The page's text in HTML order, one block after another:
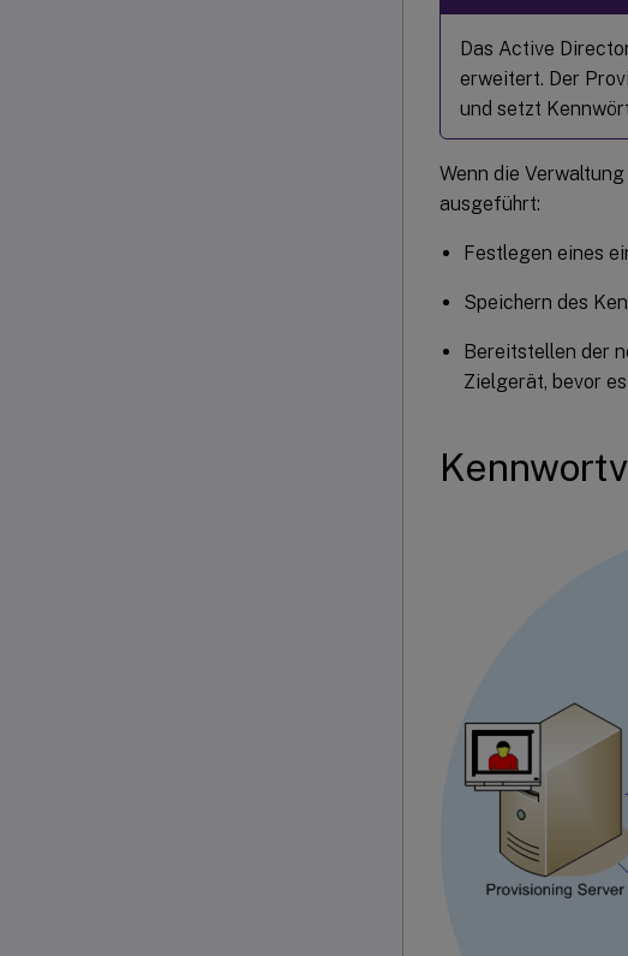
Das Active
erweitert. Der
und setzt
Wenn die
ausgeführt:
Festlegen eines
Speichern des
Bereitstellen der
Zielgerät, bevor